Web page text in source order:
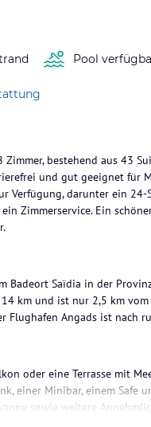
Pool
bestehend aus 43
und gut geeignet für
Verfügung, darunter ein 24-
Zimmerservice. Ein
Badeort Saïdia in der
km und ist nur 2,5 km
Angads ist nach
oder eine Terrasse mit
einer Minibar, einem Safe
sowie weitere
verfügbar.